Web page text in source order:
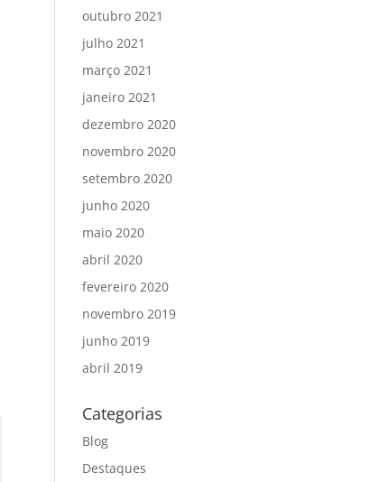
outubro 2021
julho 2021
março 2021
janeiro 2021
dezembro 2020
novembro 2020
setembro 2020
junho 2020
maio 2020
abril 2020
fevereiro 2020
novembro 2019
junho 2019
abril 2019
Categorias
Blog
Destaques